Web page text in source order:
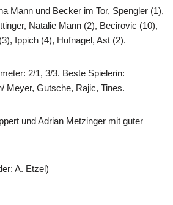
Mann und Becker im Tor, Spengler (1),
Natalie Mann (2), Becirovic (10),
Ippich (4), Hufnagel, Ast (2).
2/1, 3/3. Beste Spielerin:
Meyer, Gutsche, Rajic, Tines.
und Adrian Metzinger mit guter
A. Etzel)